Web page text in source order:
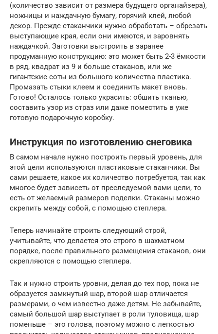
(количество зависит от размера будущего органайзера),
ножницы и наждачную бумагу, горячий клей, любой
декор. Прежде стаканчики нужно обработать – обрезать
выступающие края, если они имеются, и заровнять
наждачкой. Заготовки выстроить в заранее
продуманную конструкцию: это может быть 2-3 ёмкости
в ряд, квадрат из 9 и больше стаканов, или же
гигантские соты из большого количества пластика.
Промазать стыки клеем и соединить макет вновь.
Готово! Осталось только украсить: обшить тканью,
составить узор из страз или даже поместить в уже
готовую подарочную коробку.
Инструкция по изготовлению снеговика
В самом начале нужно построить первый уровень, для
этой цели используются пластиковые стаканчики. Вы
сами решаете, какое их количество потребуется, так как
многое будет зависеть от преследуемой вами цели, то
есть от желаемый размеров поделки. Стаканы можно
скрепить между собой, с помощью степлера.
Теперь начинайте строить следующий строй,
учитывайте, что делается это строго в шахматном
порядке, после правильного размещения стаканов, они
скрепляются с помощью степлера.
Так и нужно строить уровни, делая до тех пор, пока не
образуется замкнутый шар, второй шар отличается
размерами, о чем известно даже детям. Не забывайте,
самый большой шар выступает в роли туловища, шар
поменьше – это голова, поэтому можно с легкостью